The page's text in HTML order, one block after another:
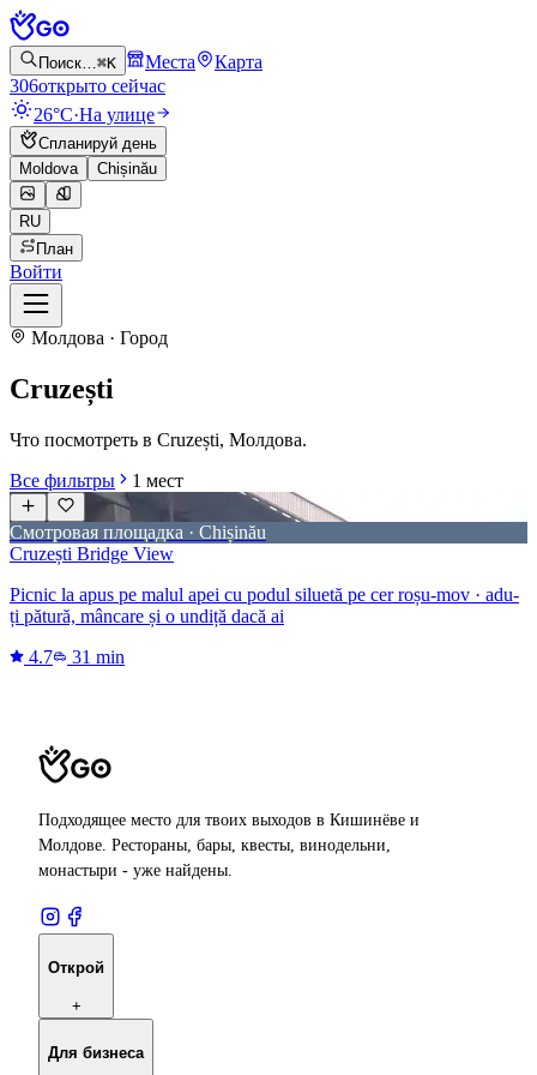
Поиск…⌘K Места
Карта
306открыто сейчас
26°C·На улице
Спланируй день
Moldova
Chișinău
RU
План
Войти
Молдова · Город
Cruzești
Что посмотреть в Cruzești, Молдова.
Все фильтры
1 мест
Смотровая площадка · Chișinău
Cruzești Bridge View
Picnic la apus pe malul apei cu podul siluetă pe cer roșu-mov · adu-
ți pătură, mâncare și o undiță dacă ai
4.7
31 min
Подходящее место для твоих выходов в Кишинёве и
Молдове. Рестораны, бары, квесты, винодельни,
монастыри - уже найдены.
Открой
+
Для бизнеса